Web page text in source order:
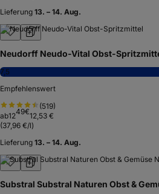
Lieferung 13. – 14. Aug.
Neudorff Neudo-Vital Obst-
7,5
Empfehlenswert
(519)
ab1249€12,53 €
(37,96 €/l)
Lieferung 13. – 14. Aug.
Substral Substral Naturen Obst &